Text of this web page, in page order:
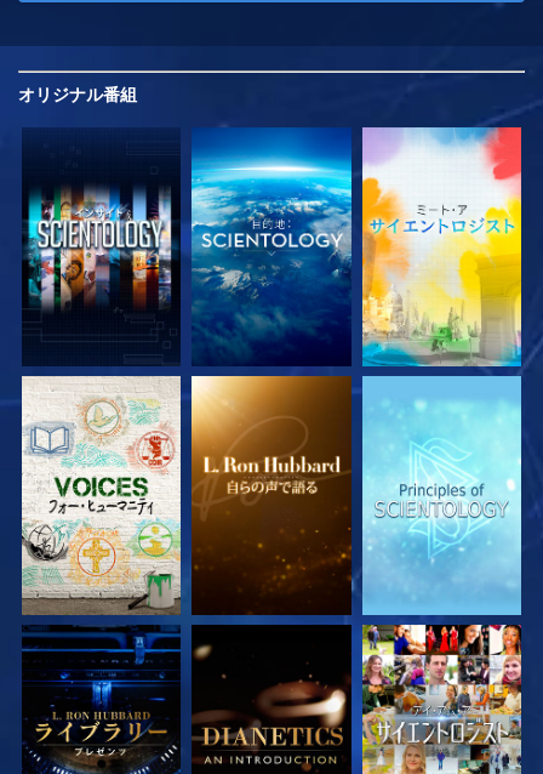
オリジナル番組
シリーズを探求 シリーズを探求 シリーズを探求
シリーズを探求 シリーズを探求 観る